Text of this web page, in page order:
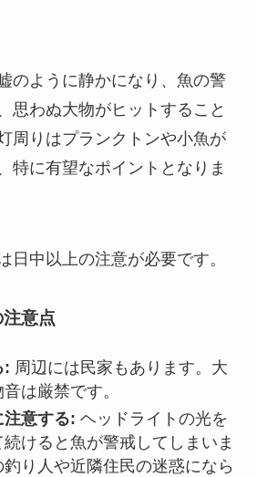
のように静かになり、魚の警
思わぬ大物がヒットすること
周りはプランクトンや小魚が
特に有望なポイントとなりま
日中以上の注意が必要です。
意点
: 周辺には民家もあります。大
は厳禁です。
注意する: ヘッドライトの光を
けると魚が警戒してしまいま
り人や近隣住民の迷惑になら